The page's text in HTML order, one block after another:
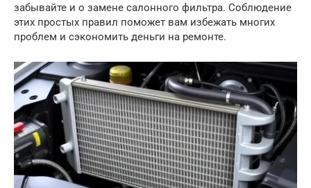
забывайте и о замене салонного фильтра. Соблюдение
этих простых правил поможет вам избежать многих
проблем и сэкономить деньги на ремонте.